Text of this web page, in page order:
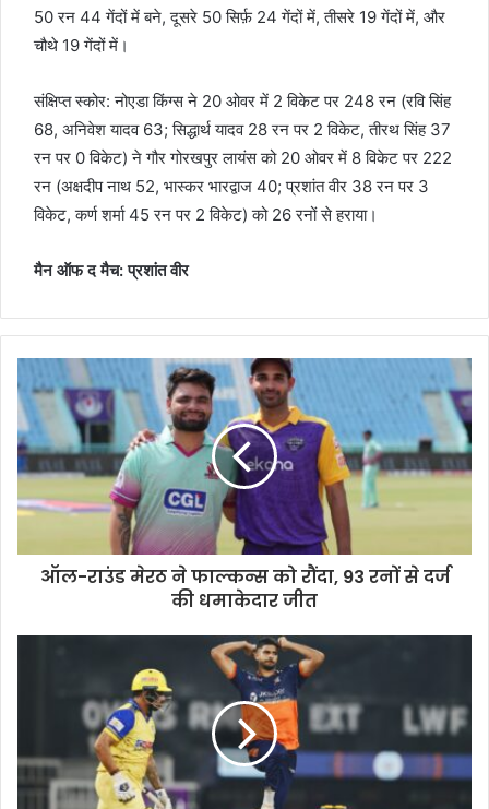
50 रन 44 गेंदों में बने, दूसरे 50 सिर्फ़ 24 गेंदों में, तीसरे 19 गेंदों में, और
चौथे 19 गेंदों में।
संक्षिप्त स्कोर: नोएडा किंग्स ने 20 ओवर में 2 विकेट पर 248 रन (रवि सिंह
68, अनिवेश यादव 63; सिद्धार्थ यादव 28 रन पर 2 विकेट, तीरथ सिंह 37
रन पर 0 विकेट) ने गौर गोरखपुर लायंस को 20 ओवर में 8 विकेट पर 222
रन (अक्षदीप नाथ 52, भास्कर भारद्वाज 40; प्रशांत वीर 38 रन पर 3
विकेट, कर्ण शर्मा 45 रन पर 2 विकेट) को 26 रनों से हराया।
मैन ऑफ द मैच: प्रशांत वीर
ऑल-राउंड मेरठ ने फाल्कन्स को रौंदा, 93 रनों से दर्ज
की धमाकेदार जीत